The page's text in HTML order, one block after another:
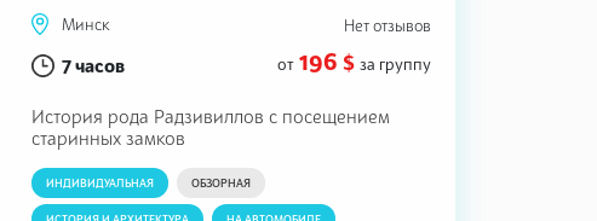
Минск Нет отзывов
7 часов от 196 $ за группу
История рода Радзивиллов с посещением
старинных замков
ИНДИВИДУАЛЬНАЯ ОБЗОРНАЯ